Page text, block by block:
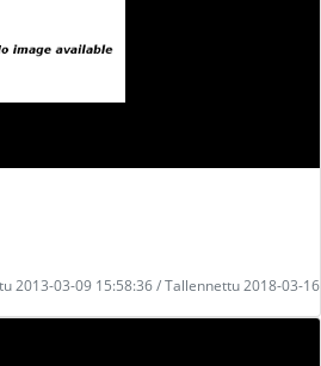
2013-03-09 15:58:36 / Tallennettu 2018-03-16